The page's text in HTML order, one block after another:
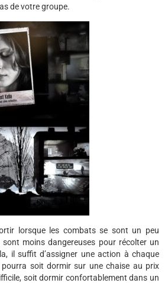
de votre groupe.
lorsque les combats se sont un peu
moins dangereuses pour récolter un
il suffit d’assigner une action à chaque
soit dormir sur une chaise au prix
soit dormir confortablement dans un